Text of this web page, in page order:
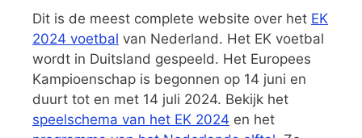
Dit is de meest complete website over het EK
2024 voetbal van Nederland. Het EK voetbal
wordt in Duitsland gespeeld. Het Europees
Kampioenschap is begonnen op 14 juni en
duurt tot en met 14 juli 2024. Bekijk het
speelschema van het EK 2024 en het